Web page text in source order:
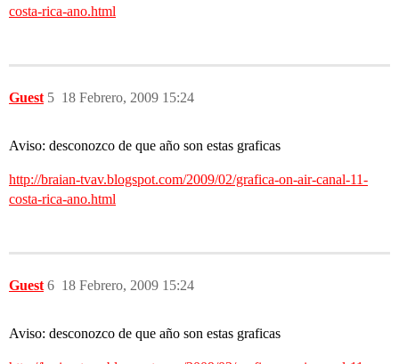
costa-rica-ano.html
Guest 18 Febrero, 2009 15:24
5
Aviso: desconozco de que año son estas graficas
http://braian-tvav.blogspot.com/2009/02/grafica-on-air-canal-11-
costa-rica-ano.html
Guest 18 Febrero, 2009 15:24
6
Aviso: desconozco de que año son estas graficas